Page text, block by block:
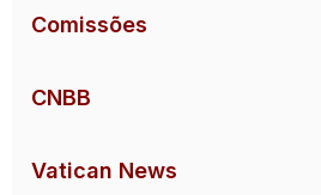
Comissões
CNBB
Vatican News